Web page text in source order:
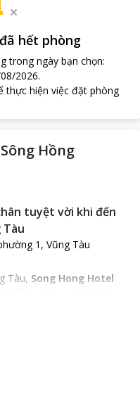
hết phòng
trong ngày bạn chọn:
2026.
thực hiện việc đặt phòng
Hồng
tuyệt vời khi đến
Tàu
1, Vũng Tàu
Tàu, Song Hong Hotel
rất dễ dàng để tiếp cận
các du khách ngay từ khi
nhàng, ấm áp, đơn